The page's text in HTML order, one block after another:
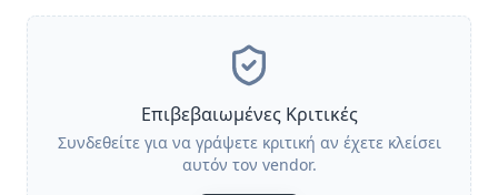
Επιβεβαιωμένες Κριτικές
Συνδεθείτε για να γράψετε κριτική αν έχετε κλείσει
αυτόν τον vendor.